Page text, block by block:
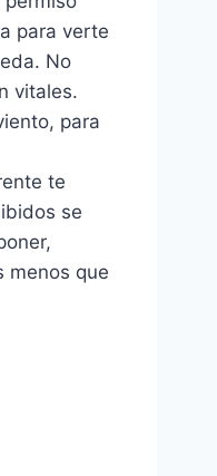
para verte
No
vitales.
para
te
se
menos que